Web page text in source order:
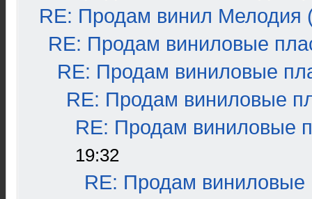
RE: Продам винил Мелодия
RE: Продам виниловые
RE: Продам виниловые
RE: Продам виниловые
RE: Продам виниловые
19:32
RE: Продам виниловые